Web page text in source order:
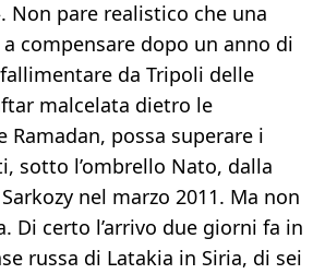
Non pare realistico che una
compensare dopo un anno di
da Tripoli delle
malcelata dietro le
Ramadan, possa superare i
sotto l’ombrello Nato, dalla
nel marzo 2011. Ma non
Di certo l’arrivo due giorni fa in
russa di Latakia in Siria, di sei